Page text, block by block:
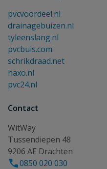
pvcvoordeel.nl
drainagebuizen.nl
tyleenslang.nl
pvcbuis.com
schrikdraad.net
haxo.nl
pvc24.nl
Contact
WitWay
Tussendiepen 48
9206 AE Drachten
0850 020 030